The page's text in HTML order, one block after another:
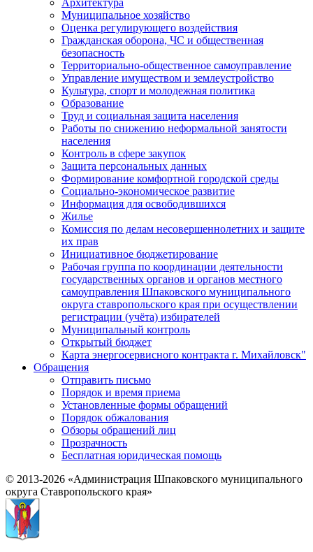
Архитектура
Муниципальное хозяйство
Оценка регулирующего воздействия
Гражданская оборона, ЧС и общественная
безопасность
Территориально-общественное самоуправление
Управление имуществом и землеустройство
Культура, спорт и молодежная политика
Образование
Труд и социальная защита населения
Работы по снижению неформальной занятости
населения
Контроль в сфере закупок
Защита персональных данных
Формирование комфортной городской среды
Социально-экономическое развитие
Информация для освободившихся
Жилье
Комиссия по делам несовершеннолетних и защите
их прав
Инициативное бюджетирование
Рабочая группа по координации деятельности
государственных органов и органов местного
самоуправления Шпаковского муниципального
округа ставропольского края при осуществлении
регистрации (учёта) избирателей
Муниципальный контроль
Открытый бюджет
Карта энергосервисного контракта г. Михайловск"
Обращения
Отправить письмо
Порядок и время приема
Установленные формы обращений
Порядок обжалования
Обзоры обращений лиц
Прозрачность
Бесплатная юридическая помощь
© 2013-2026 «Администрация Шпаковского муниципального
округа Ставропольского края»